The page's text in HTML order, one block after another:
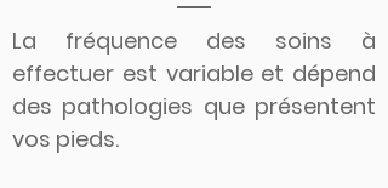
La fréquence des soins à
effectuer est variable et dépend
des pathologies que présentent
vos pieds.